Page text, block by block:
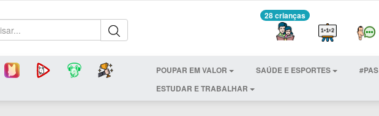
28 crianças
POUPAR EM VALOR SAÚDE E ESPORTES
#PAS
ESTUDAR E TRABALHAR